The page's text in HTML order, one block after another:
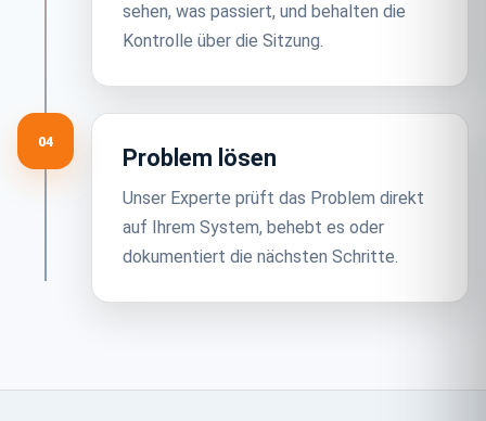
sehen, was passiert, und behalten die
Kontrolle über die Sitzung.
04
Problem lösen
Unser Experte prüft das Problem direkt
auf Ihrem System, behebt es oder
dokumentiert die nächsten Schritte.